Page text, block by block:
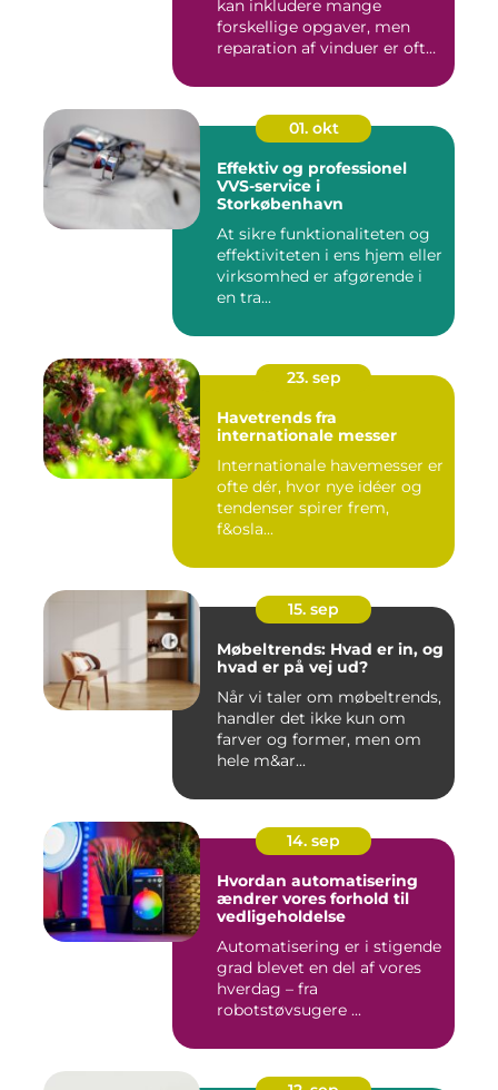
kan inkludere mange
forskellige opgaver, men
reparation af vinduer er ofte
01. okt
Effektiv og professionel
VVS-service i
Storkøbenhavn
At sikre funktionaliteten og
effektiviteten i ens hjem eller
virksomhed er afgørende i
en tra...
23. sep
Havetrends fra
internationale messer
Internationale havemesser er
ofte dér, hvor nye idéer og
tendenser spirer frem,
f&osla...
15. sep
Møbeltrends: Hvad er in, og
hvad er på vej ud?
Når vi taler om møbeltrends,
handler det ikke kun om
farver og former, men om
hele m&ar...
14. sep
Hvordan automatisering
ændrer vores forhold til
vedligeholdelse
Automatisering er i stigende
grad blevet en del af vores
hverdag – fra
robotstøvsugere ...